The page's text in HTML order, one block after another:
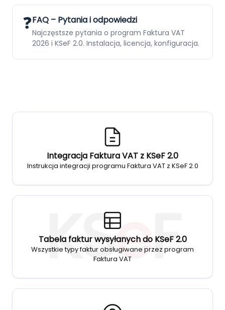
❓FAQ – Pytania i odpowiedzi
Najczęstsze pytania o program Faktura VAT
2026 i KSeF 2.0. Instalacja, licencja, konfiguracja.
KSeF
Integracja Faktura VAT z KSeF 2.0
Instrukcja integracji programu Faktura VAT z KSeF 2.0
Tabela faktur wysyłanych do KSeF 2.0
Wszystkie typy faktur obsługiwane przez program
Faktura VAT